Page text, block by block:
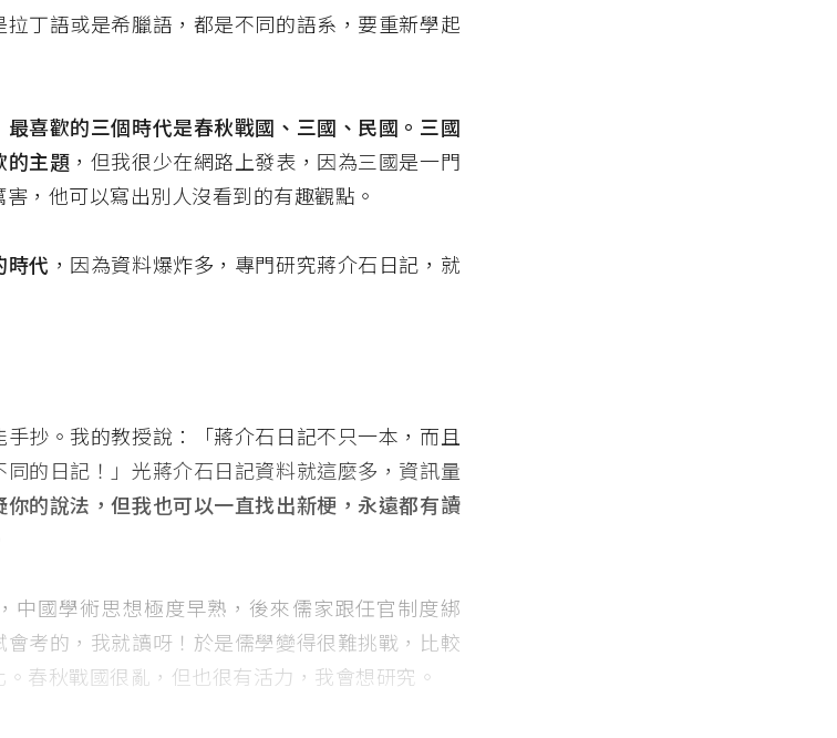
丁語或是希臘語，都是不同的語系，要重新學起
最喜歡的三個時代是春秋戰國、三國、民國。三國
的主題 ，但我很少在網路上發表，因為三國是一門
，他可以寫出別人沒看到的有趣觀點。
時代 ，因為資料爆炸多，專門研究蔣介石日記，就
抄。我的教授說：「蔣介石日記不只一本，而且
的日記！」光蔣介石日記資料就這麼多，資訊量
的說法，但我也可以一直找出新梗，永遠都有讀
中國學術思想極度早熟，後來儒家跟任官制度綁
考的，我就讀呀！於是儒學變得很難挑戰，比較
春秋戰國很亂，但也很有活力，我會想研究。